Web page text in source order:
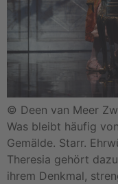
© Deen van Meer
Was bleibt häufig
Gemälde. Starr.
Theresia gehört
ihrem Denkmal,